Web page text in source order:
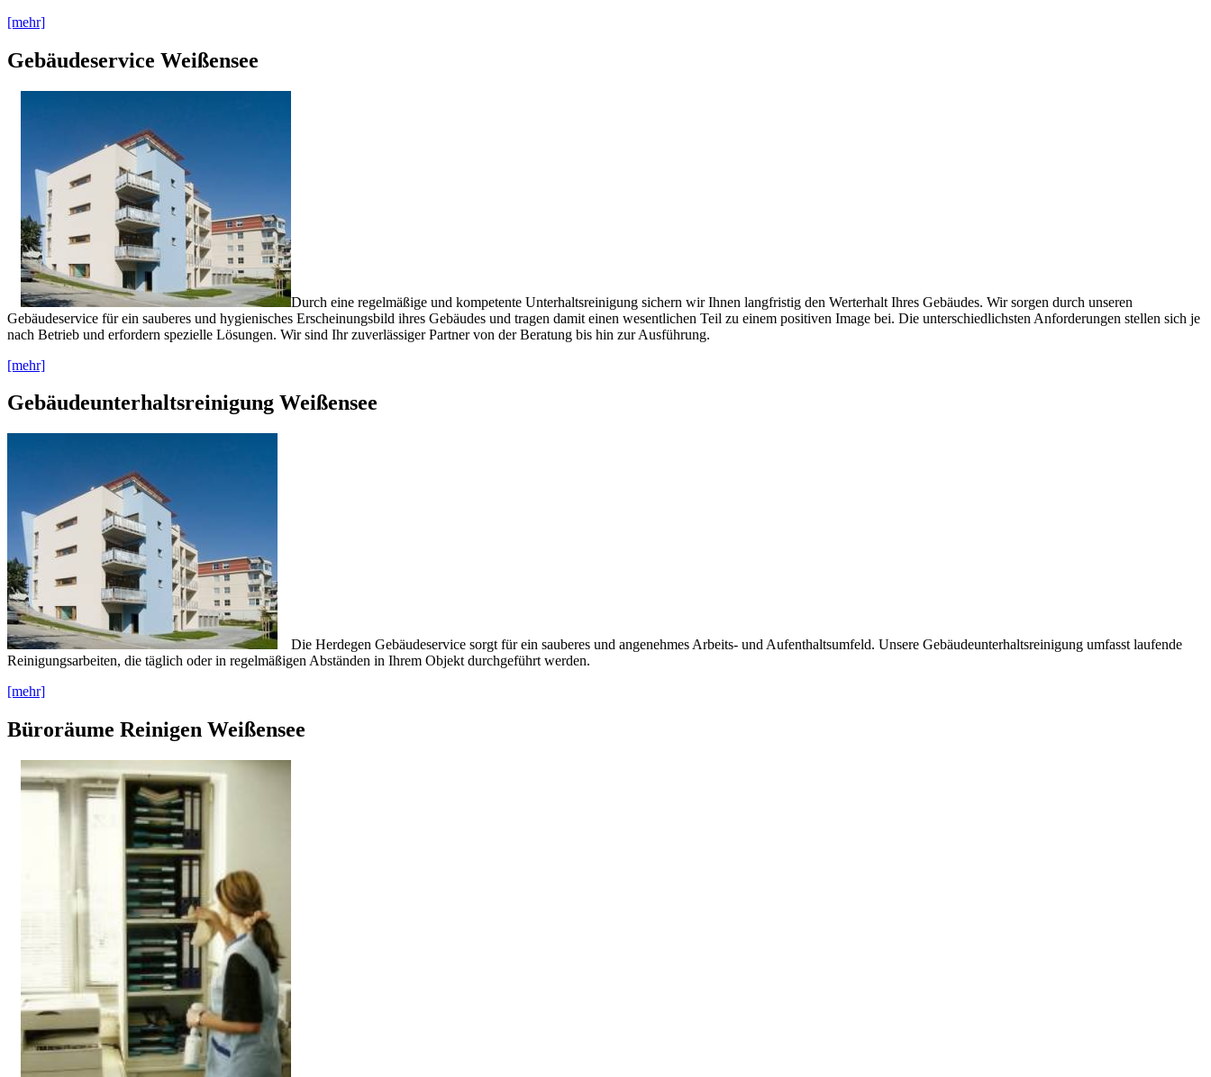
[mehr]
Gebäudeservice Weißensee
Durch eine regelmäßige und kompetente Unterhaltsreinigung sichern wir Ihnen langfristig den Werterhalt Ihres Gebäudes. Wir sorgen durch unseren
Gebäudeservice für ein sauberes und hygienisches Erscheinungsbild ihres Gebäudes und tragen damit einen wesentlichen Teil zu einem positiven Image bei. Die unterschiedlichsten Anforderungen stellen sich je
nach Betrieb und erfordern spezielle Lösungen. Wir sind Ihr zuverlässiger Partner von der Beratung bis hin zur Ausführung.
[mehr]
Gebäudeunterhaltsreinigung Weißensee
Die Herdegen Gebäudeservice sorgt für ein sauberes und angenehmes Arbeits- und Aufenthaltsumfeld. Unsere Gebäudeunterhaltsreinigung umfasst laufende
Reinigungsarbeiten, die täglich oder in regelmäßigen Abständen in Ihrem Objekt durchgeführt werden.
[mehr]
Büroräume Reinigen Weißensee